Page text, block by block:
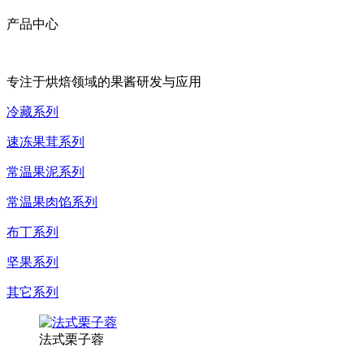
产品中心
专注于烘焙领域的果酱研发与应用
冷藏系列
速冻果茸系列
常温果泥系列
常温果肉馅系列
布丁系列
坚果系列
其它系列
法式栗子蓉